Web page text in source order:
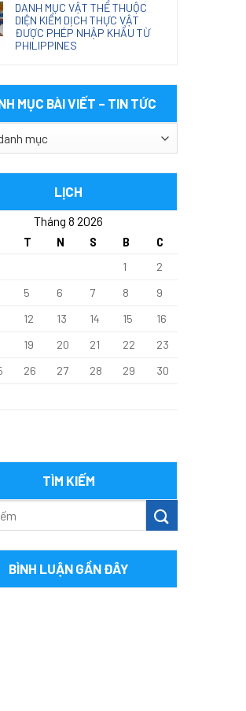
DANH MỤC VẬT THỂ THUỘC
DIỆN KIỂM DỊCH THỰC VẬT
ĐƯỢC PHÉP NHẬP KHẨU TỪ
PHILIPPINES
MỤC BÀI VIẾT – TIN TỨC
LỊCH
Tháng 8 2026
T N S B
C
1
2
5 6 7 8
9
12 13 14 15
16
19 20 21 22
23
26 27 28 29
30
TÌM KIẾM
BÌNH LUẬN GẦN ĐÂY